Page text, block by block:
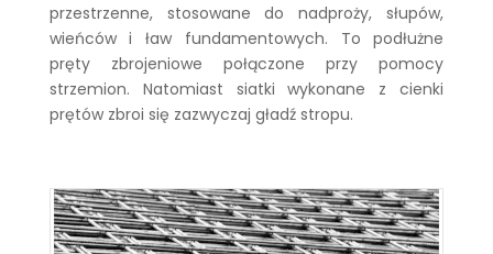
przestrzenne, stosowane do nadproży, słupów,
wieńców i ław fundamentowych. To podłużne
pręty zbrojeniowe połączone przy pomocy
strzemion. Natomiast siatki wykonane z cienki
prętów zbroi się zazwyczaj gładź stropu.